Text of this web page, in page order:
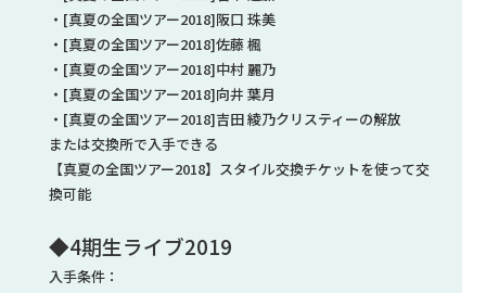
・[真夏の全国ツアー2018]阪口 珠美
・[真夏の全国ツアー2018]佐藤 楓
・[真夏の全国ツアー2018]中村 麗乃
・[真夏の全国ツアー2018]向井 葉月
・[真夏の全国ツアー2018]吉田 綾乃クリスティーの解放
または交換所で入手できる
【真夏の全国ツアー2018】スタイル交換チケットを使って交
換可能
◆4期生ライブ2019
入手条件：